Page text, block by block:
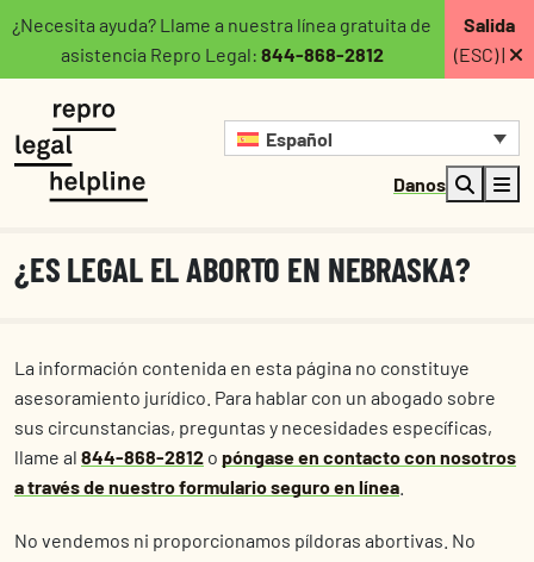
¿Necesita ayuda? Llame a nuestra línea gratuita de
asistencia Repro Legal: 844-868-2812
Salida
(ESC) |
Español
Danos
¿ES LEGAL EL ABORTO EN NEBRASKA?
La información contenida en esta página no constituye
asesoramiento jurídico. Para hablar con un abogado sobre
sus circunstancias, preguntas y necesidades específicas,
llame al 844-868-2812 o póngase en contacto con nosotros
a través de nuestro formulario seguro en línea
No vendemos ni proporcionamos píldoras abortivas. No